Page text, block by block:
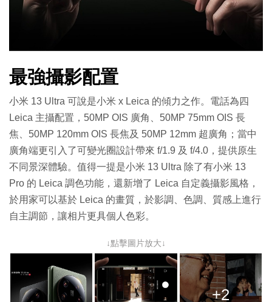
最強攝影配置
小米 13 Ultra 可說是小米 x Leica 的傾力之作。電話為四
Leica 主攝配置，50MP OIS 廣角、50MP 75mm OIS 長
焦、50MP 120mm OIS 長焦及 50MP 12mm 超廣角；當中
廣角端更引入了可變光圈設計帶來 f/1.9 及 f/4.0，提供原生
不同景深體驗。值得一提是小米 13 Ultra 除了有小米 13
Pro 的 Leica 調色功能，還新增了 Leica 自定義攝影風格，
於用家可以基於 Leica 的畫質，於影調、色調、質感上進行
自主調節，讓相片更具個人色彩。
↓點擊圖片放大↓
+2